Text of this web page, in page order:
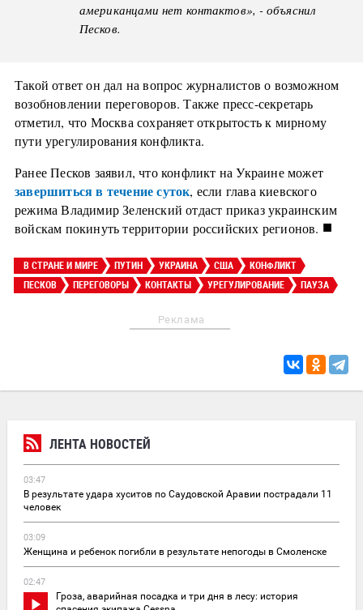
ЛЕНТА НОВОСТЕЙ
03:47
В результате удара хуситов по Саудовской Аравии пострадали 11
человек
03:09
Женщина и ребенок погибли в результате непогоды в Смоленске
02:47
Гроза, аварийная посадка и три дня в лесу: история
американцами нет контактов», - объяснил
Песков.
Такой ответ он дал на вопрос журналистов о возможном
возобновлении переговоров. Также пресс-секретарь
отметил, что Москва сохраняет открытость к мирному
пути урегулирования конфликта.
Ранее Песков заявил, что конфликт на Украине может
завершиться в течение суток, если глава киевского
режима Владимир Зеленский отдаст приказ украинским
войскам покинуть территории российских регионов. ■
В СТРАНЕ И МИРЕ ПУТИН УКРАИНА США
КОНФЛИКТ
ПЕСКОВ
ПЕРЕГОВОРЫ КОНТАКТЫ УРЕГУЛИРОВАНИЕ ПАУЗА
Реклама